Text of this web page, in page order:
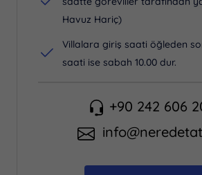
Havuz Hariç)
Villalara giriş saati öğleden
saati ise sabah 10.00 dur.
+90 242 606